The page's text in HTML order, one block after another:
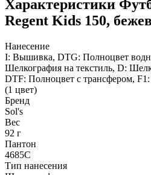
Характеристики
Regent Kids 150,
Нанесение
I: Вышивка, DTG: Полноцвет
Шелкография на текстиль, D:
DTF: Полноцвет с трансфером,
(1 цвет)
Бренд
Sol's
Вес
92 г
Пантон
4685C
Тип нанесения